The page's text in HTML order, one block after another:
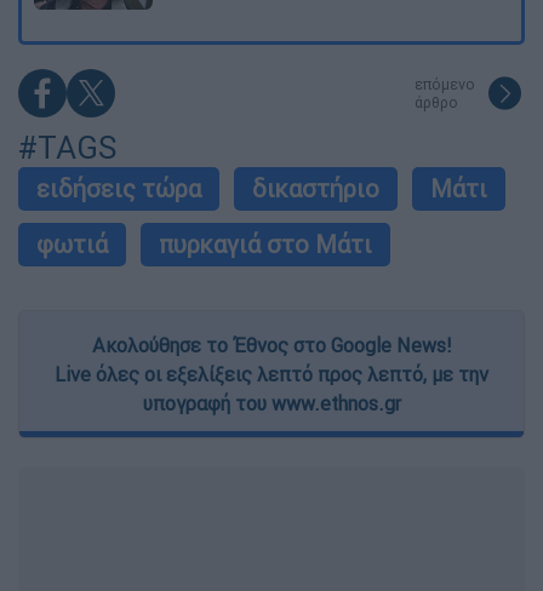
επόμενο
άρθρο
#TAGS
ειδήσεις τώρα δικαστήριο
Μάτι
φωτιά
πυρκαγιά στο Μάτι
Ακολούθησε το Έθνος στο Google News!
Live όλες οι εξελίξεις λεπτό προς λεπτό, με την
υπογραφή του www.ethnos.gr